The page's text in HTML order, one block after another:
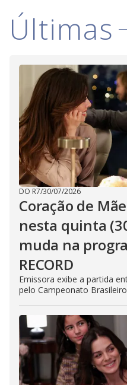
i
Últimas
DO R7/30/07/2026
Coração de
nesta quinta
muda na
RECORD
Emissora exibe a partida
pelo Campeonato